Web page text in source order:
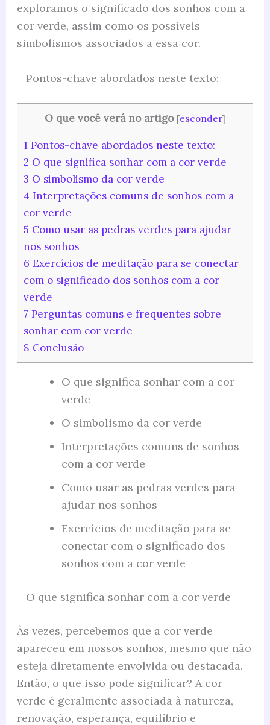
exploramos o significado dos sonhos com a
cor verde, assim como os possíveis
simbolismos associados a essa cor.
Pontos-chave abordados neste texto:
O que você verá no artigo [esconder]
1Pontos-chave abordados neste texto:
2 O que significa sonhar com a cor verde
3 O simbolismo da cor verde
4 Interpretações comuns de sonhos com a
cor verde
5 Como usar as pedras verdes para ajudar
nos sonhos
6 Exercícios de meditação para se conectar
com o significado dos sonhos com a cor
verde
7 Perguntas comuns e frequentes sobre
sonhar com cor verde
8 Conclusão
O que significa sonhar com a cor
verde
O simbolismo da cor verde
Interpretações comuns de sonhos
com a cor verde
Como usar as pedras verdes para
ajudar nos sonhos
Exercícios de meditação para se
conectar com o significado dos
sonhos com a cor verde
O que significa sonhar com a cor verde
Às vezes, percebemos que a cor verde
apareceu em nossos sonhos, mesmo que não
esteja diretamente envolvida ou destacada.
Então, o que isso pode significar? A cor
verde é geralmente associada à natureza,
renovação, esperança, equilíbrio e